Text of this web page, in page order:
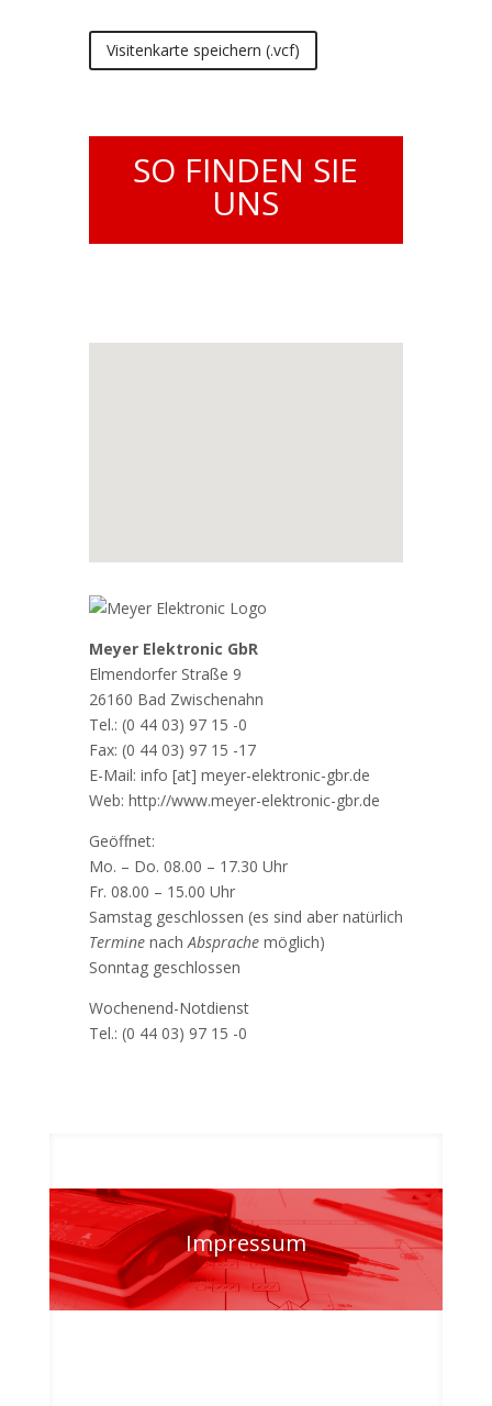
Visitenkarte speichern (.vcf)
SO FINDEN SIE
UNS
Meyer Elektronic GbR
Elmendorfer Straße 9
26160 Bad Zwischenahn
Tel.: (0 44 03) 97 15 -0
Fax: (0 44 03) 97 15 -17
E-Mail: info [at] meyer-elektronic-gbr.de
Web: http://www.meyer-elektronic-gbr.de
Geöffnet:
Mo. – Do. 08.00 – 17.30 Uhr
Fr. 08.00 – 15.00 Uhr
Samstag geschlossen (es sind aber natürlich
Terminenach Absprachemöglich)
Sonntag geschlossen
Wochenend-Notdienst
Tel.: (0 44 03) 97 15 -0
Impressum